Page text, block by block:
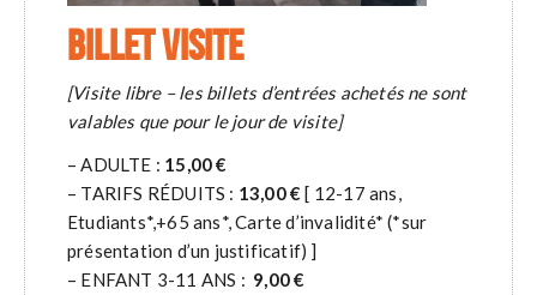
BILLET VISITE
[Visite libre – les billets d’entrées achetés ne sont
valables que pour le jour de visite]
– ADULTE : 15,00 €
– TARIFS RÉDUITS : 13,00 € [ 12-17 ans,
Etudiants*,+65 ans*, Carte d’invalidité* (*sur
présentation d’un justificatif) ]
– ENFANT 3-11 ANS : 9,00 €